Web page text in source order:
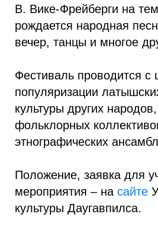
В. Вике-Фрейберги на
рождается народная
вечер, танцы и многое
Фестиваль проводится с
популяризации
культуры других
фольклорных
этнографических
Положение, заявка для
мероприятия – на сайте
культуры Даугавпилса.